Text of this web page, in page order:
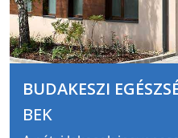
BUDAKESZI
BEK